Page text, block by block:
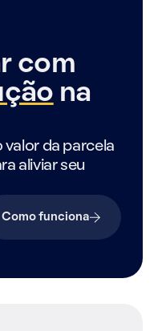
com
na
valor da parcela
aliviar seu
Como funciona